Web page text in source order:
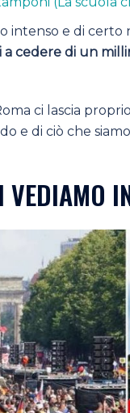
intenso e di certo
cedere di un
ci lascia
e di ciò che
VEDIAMO